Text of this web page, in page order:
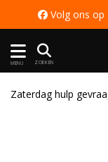
 Volg ons op
MENU ZOEKEN
Zaterdag hulp